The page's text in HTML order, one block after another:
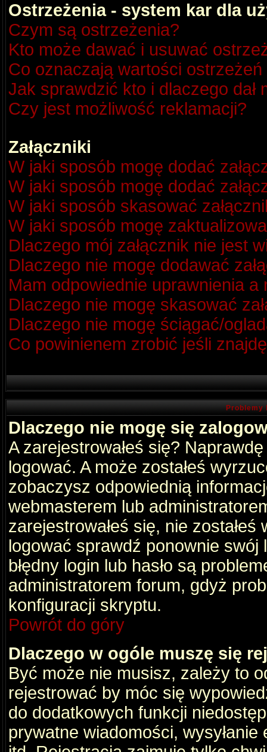
Ostrzeżenia - system kar dla
Czym są ostrzeżenia?
Kto może dawać i usuwać
Co oznaczają wartości
Jak sprawdzić kto i dlaczego dał
Czy jest możliwość reklamacji?
Załączniki
W jaki sposób mogę dodać
W jaki sposób mogę dodać
W jaki sposób skasować
W jaki sposób mogę
Dlaczego mój załącznik nie jest
Dlaczego nie mogę dodawać
Mam odpowiednie uprawnienia a
Dlaczego nie mogę skasować
Dlaczego nie mogę ściągać/
Co powinienem zrobić jeśli
Problemy
Dlaczego nie mogę się
A zarejestrowałeś się?
logować. A może zostałeś
zobaczysz odpowiednią
webmasterem lub
zarejestrowałeś się, nie
logować sprawdź ponownie swój
błędny login lub hasło są
administratorem forum, gdyż
konfiguracji skryptu.
Powrót do góry
Dlaczego w ogóle muszę się
Być może nie musisz, zależy to
rejestrować by móc się
do dodatkowych funkcji
prywatne wiadomości,